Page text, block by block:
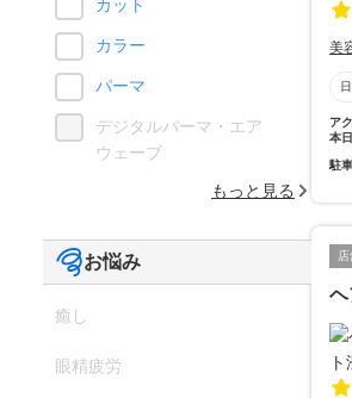
美
ア
本
駐
店
カット
カラー
パーマ
デジタルパーマ・エア
ウェーブ
もっと見る
お悩み
癒し
眼精疲労